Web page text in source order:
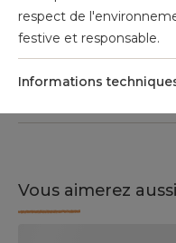
respect de
festive et responsable.
Informations
Vous aimerez aussi